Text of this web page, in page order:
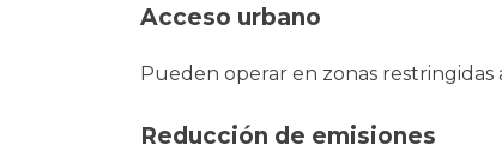
Acceso urbano
Pueden operar en zonas restringidas
Reducción de emisiones